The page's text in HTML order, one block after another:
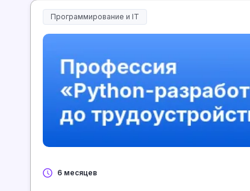
Программирование и IT
6 месяцев